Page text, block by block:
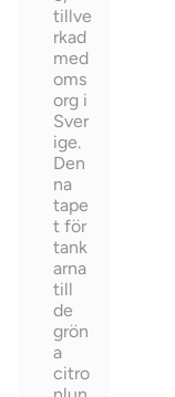
tillve
rkad
med
oms
org i
Sver
ige.
Den
na
tape
t för
tank
arna
till
de
grön
a
citro